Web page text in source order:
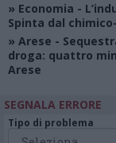
» Economia -
Spinta dal
» Arese -
droga: quattro
Arese
SEGNALA ERRORE
Tipo di problema